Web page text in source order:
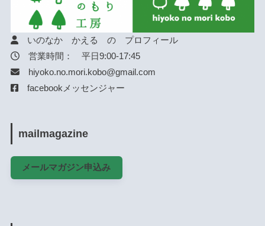
いのなか かえる の プロフィール
営業時間： 平日9:00-17:45
hiyoko.no.mori.kobo@gmail.com
facebookメッセンジャー
mailmagazine
メールマガジン申込み